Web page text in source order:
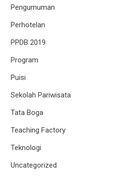
Pengumuman
Perhotelan
PPDB 2019
Program
Puisi
Sekolah Pariwisata
Tata Boga
Teaching Factory
Teknologi
Uncategorized